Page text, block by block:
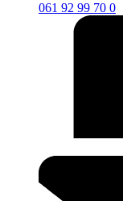
061 92 99 70 0